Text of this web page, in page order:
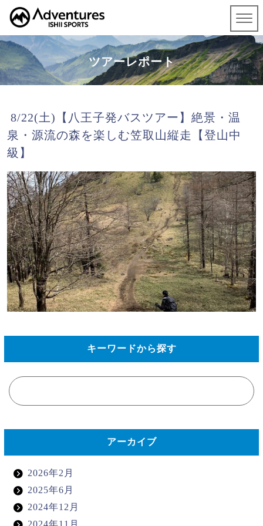
ツアーレポート
8/22(土)【八王子発バスツアー】絶景・温
泉・源流の森を楽しむ笠取山縦走【登山中
級】
キーワードから探す
アーカイブ
2026年2月
2025年6月
2024年12月
2024年11月